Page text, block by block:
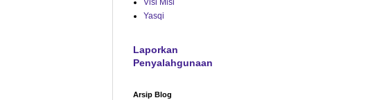
Visi Misi
Yasqi
Laporkan
Penyalahgunaan
Arsip Blog